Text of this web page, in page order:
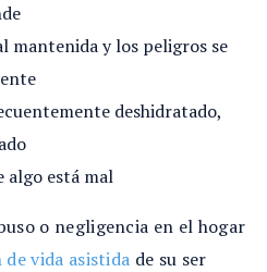
mantenida y los peligros se
deshidratado,
algo está mal
o negligencia en el hogar
vida asistida de su ser